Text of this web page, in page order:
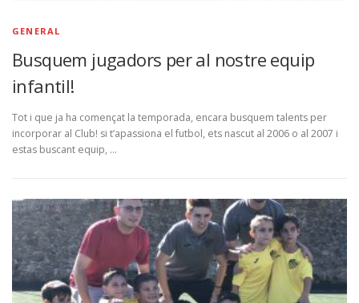
GENERAL
Busquem jugadors per al nostre equip
infantil!
Tot i que ja ha començat la temporada, encara busquem talents per
incorporar al Club! si t’apassiona el futbol, ets nascut al 2006 o al 2007 i
estas buscant equip, …